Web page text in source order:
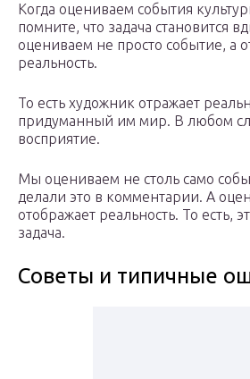
Когда оцениваем события
помните, что задача становится
оцениваем не просто событие, а
реальность.
То есть художник отражает
придуманный им мир. В любом
восприятие.
Мы оцениваем не столь само
делали это в комментарии. А
отображает реальность. То есть,
задача.
Советы и типичные